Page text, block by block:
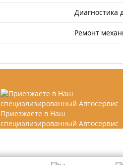
Диагностика
Ремонт
Приезжаете в Наш
специализированный Автосервис